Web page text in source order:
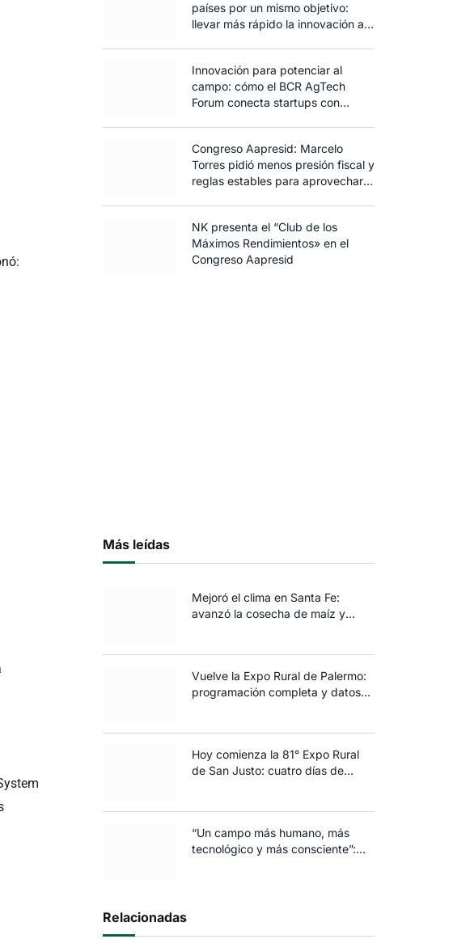
países por un mismo objetivo:
llevar más rápido la innovación al
Innovación para potenciar al
campo: cómo el BCR AgTech
Forum conecta startups con
Congreso Aapresid: Marcelo
Torres pidió menos presión fiscal y
reglas estables para aprovechar
NK presenta el “Club de los
Máximos Rendimientos» en el
Congreso Aapresid
Más leídas
Mejoró el clima en Santa Fe:
avanzó la cosecha de maíz y
Vuelve la Expo Rural de Palermo:
programación completa y datos
Hoy comienza la 81° Expo Rural
de San Justo: cuatro días de
“Un campo más humano, más
tecnológico y más consciente”:
Relacionadas